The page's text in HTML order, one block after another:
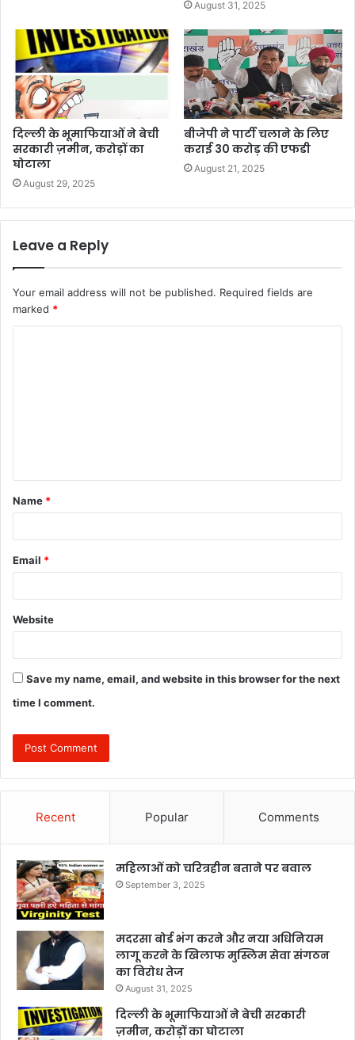
August 31, 2025
दिल्ली के भूमाफियाओं ने बेची
सरकारी ज़मीन, करोड़ों का
घोटाला
August 29, 2025
बीजेपी ने पार्टी चलाने के लिए
कराई 30 करोड़ की एफडी
August 21, 2025
Leave a Reply
Your email address will not be published. Required fields are
marked *
t
*
Name *
Email *
Website
Save my name, email, and website in this browser for the next
time I comment.
Recent Popular Comments
महिलाओं को चरित्रहीन बताने पर बवाल
September 3, 2025
मदरसा बोर्ड भंग करने और नया अधिनियम
लागू करने के खिलाफ मुस्लिम सेवा संगठन
का विरोध तेज
August 31, 2025
दिल्ली के भूमाफियाओं ने बेची सरकारी
ज़मीन, करोड़ों का घोटाला